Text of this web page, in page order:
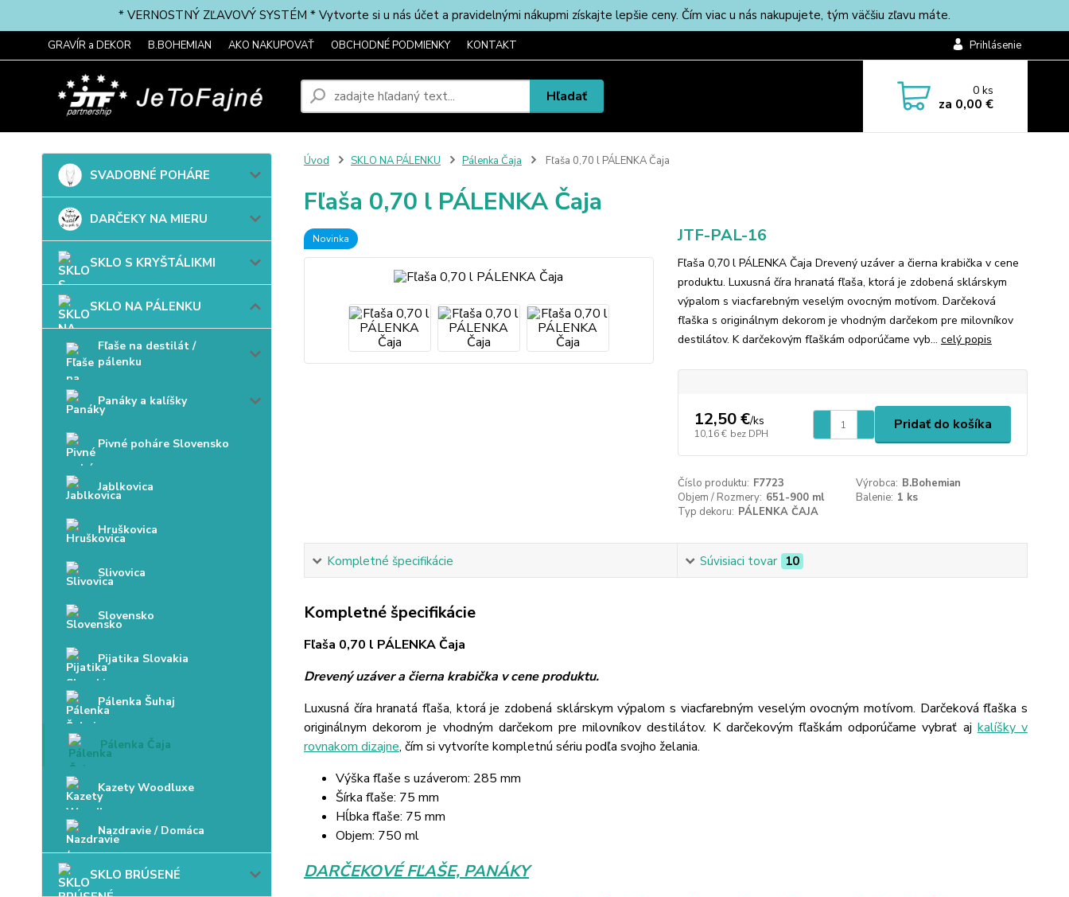
* VERNOSTNÝ ZĽAVOVÝ SYSTÉM * Vytvorte si u nás účet a pravidelnými nákupmi získajte lepšie ceny. Čím viac u nás nakupujete, tým väčšiu zľavu máte.
GRAVÍR a DEKOR B.BOHEMIAN AKO NAKUPOVAŤ OBCHODNÉ PODMIENKY KONTAKT Prihlásenie
Hľadať 0ks
za 0,00 €
SVADOBNÉ POHÁRE
DARČEKY NA MIERU
SKLO S KRYŠTÁLIKMI
SKLO NA PÁLENKU
Fľaše na destilát /
pálenku
Panáky a kalíšky
Pivné poháre Slovensko
Jablkovica
Hruškovica
Slivovica
Slovensko
Pijatika Slovakia
Pálenka Šuhaj
Pálenka Čaja
Kazety Woodluxe
Nazdravie / Domáca
SKLO BRÚSENÉ
Úvod SKLO NA PÁLENKU Pálenka Čaja Fľaša 0,70 l PÁLENKA Čaja
Fľaša 0,70 l PÁLENKA Čaja
Novinka JTF-PAL-16
Fľaša 0,70 l PÁLENKA Čaja Drevený uzáver a čierna krabička v cene
produktu. Luxusná číra hranatá fľaša, ktorá je zdobená sklárskym
výpalom s viacfarebným veselým ovocným motívom. Darčeková
fľaška s originálnym dekorom je vhodným darčekom pre milovníkov
destilátov. K darčekovým fľaškám odporúčame vyb... celý popis
12,50 €/ks
10,16 € bez DPH
Pridať do košíka
Číslo produktu: F7723 Výrobca: B.Bohemian
Objem / Rozmery: 651-900 ml Balenie: 1 ks
Typ dekoru: PÁLENKA ČAJA
Kompletné špecifikácie Súvisiaci tovar 10
Kompletné špecifikácie
Fľaša 0,70 l PÁLENKA Čaja
Drevený uzáver a čierna krabička v cene produktu.
Luxusná číra hranatá fľaša, ktorá je zdobená sklárskym výpalom s viacfarebným veselým ovocným motívom. Darčeková fľaška s
originálnym dekorom je vhodným darčekom pre milovníkov destilátov. K darčekovým fľaškám odporúčame vybrať aj kalíšky v
rovnakom dizajne, čím si vytvoríte kompletnú sériu podľa svojho želania.
Výška fľaše s uzáverom: 285 mm
Šírka fľaše: 75 mm
Hĺbka fľaše: 75 mm
Objem: 750 ml
DARČEKOVÉ FĽAŠE, PANÁKY